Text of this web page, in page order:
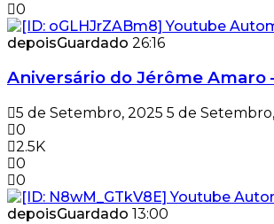
0
depoisGuardado 26:16
Aniversário do Jérôme Amaro
5 de Setembro, 2025 5 de
0
2.5K
0
0
depoisGuardado 13:00